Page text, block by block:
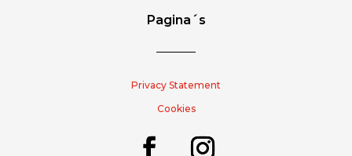
Pagina´s
Privacy Statement
Cookies